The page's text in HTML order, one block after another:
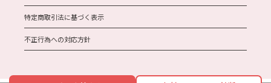
特定商取引法に基づく表示
不正行為への対応方針